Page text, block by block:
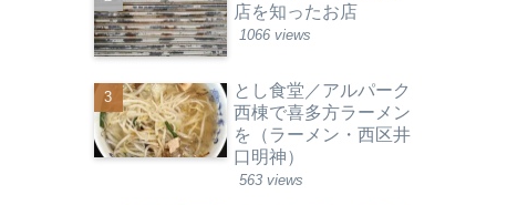
店を知ったお店
1066 views
とし食堂／アルパーク
西棟で喜多方ラーメン
を（ラーメン・西区井
口明神）
563 views